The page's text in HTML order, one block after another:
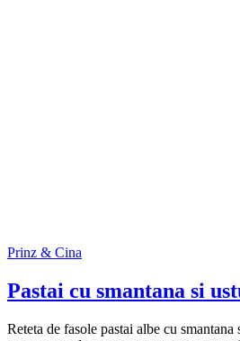
Prinz & Cina
Pastai cu smantana si
Reteta de fasole pastai albe cu smantana